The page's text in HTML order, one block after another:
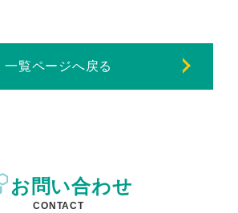
一覧ページへ戻る
お問い合わせ
CONTACT